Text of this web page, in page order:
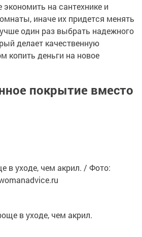
экономить на сантехнике и
иначе их придется менять
один раз выбрать надежного
делает качественную
копить деньги на новое
покрытие вместо
в уходе, чем акрил.